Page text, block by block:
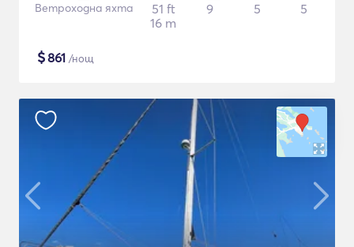
Ветроходна яхта
51 ft
16 m
9 5 5
$861 /нощ